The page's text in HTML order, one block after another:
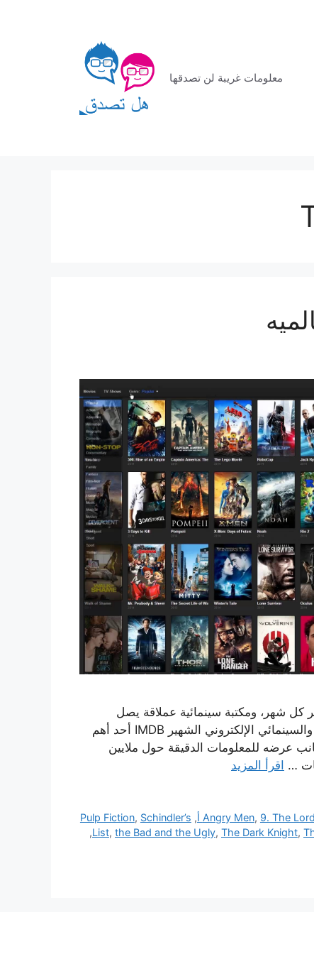
معلومات غريبة لن تصدقها
العالميه بما يقارب 200 مليون زائر كل شهر، ومكتبة سينمائية عملاقة يصل
محتواها إلى أكثر من 3 مليون فيلم، يعد موقع التوثيق الفني والسينمائي الإلكتروني الشهير IMDB أحد أهم
عرضه للمعلومات الدقيقة حول ملايين
… اقرأ المزيد
, 9. The
,
Pulp Fiction, Schindler’s
List, the Bad and the Ugly, The Dark Knight,
,